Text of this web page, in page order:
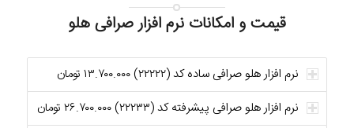
قیمت و امکانات نرم افزار صرافی هلو
نرم افزار هلو صرافی ساده کد (۲۲۲۲۲) ۱۳.۷۰۰.۰۰۰ تومان
نرم افزار هلو صرافی پیشرفته کد (۲۲۲۳۳) ۲۶.۷۰۰.۰۰۰ تومان